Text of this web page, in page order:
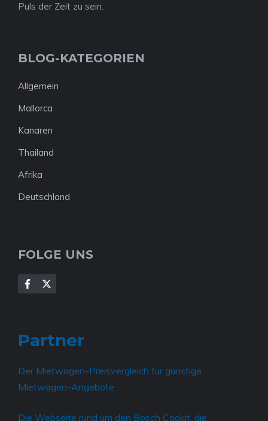
Puls der Zeit zu sein.
BLOG-KATEGORIEN
Allgemein
Mallorca
Kanaren
Thailand
Afrika
Deutschland
FOLGE UNS
Partner
Der Mietwagen-Preisvergleich für günstige
Mietwagen-Angebote
Die Webseite rund um den Bosch Cookit, die